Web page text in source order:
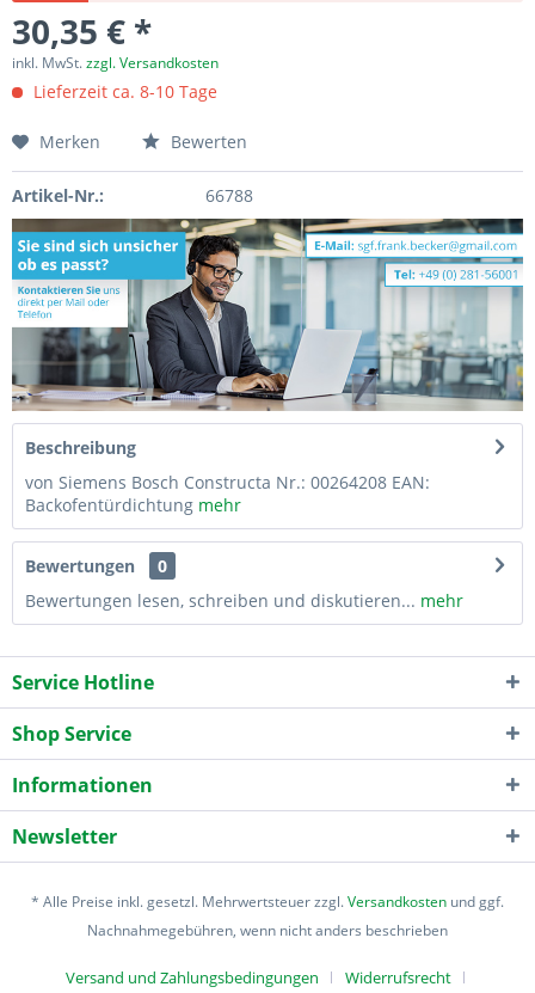
30,35 € *
inkl. MwSt.zzgl. Versandkosten
Lieferzeit ca. 8-10 Tage
Merken Bewerten
Artikel-Nr.: 66788
Beschreibung
von Siemens Bosch Constructa Nr.: 00264208 EAN:
Backofentürdichtung mehr
Bewertungen
0
Bewertungen lesen, schreiben und diskutieren... mehr
Service Hotline
Shop Service
Informationen
Newsletter
* Alle Preise inkl. gesetzl. Mehrwertsteuer zzgl.Versandkosten und ggf.
Nachnahmegebühren, wenn nicht anders beschrieben
Versand und Zahlungsbedingungen Widerrufsrecht